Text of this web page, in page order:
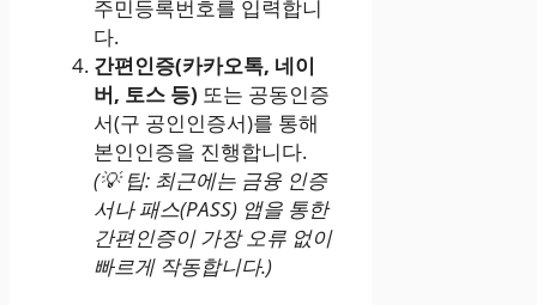
주민등록번호를 입력합니
다.
간편인증(카카오톡, 네이
버, 토스 등) 또는 공동인증
서(구 공인인증서)를 통해
본인인증을 진행합니다.
(💡 팁: 최근에는 금융 인증
서나 패스(PASS) 앱을 통한
간편인증이 가장 오류 없이
빠르게 작동합니다.)